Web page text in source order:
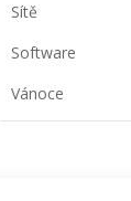
Sítě
Software
Vánoce